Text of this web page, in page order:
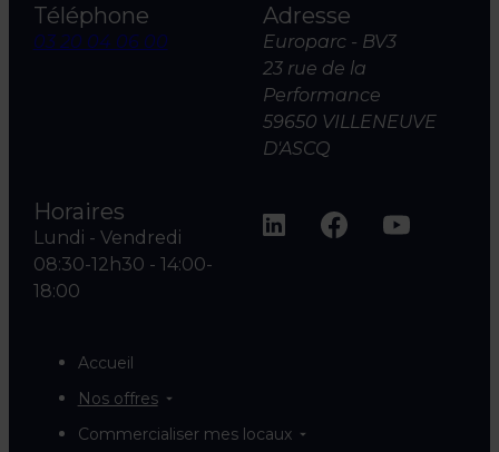
Téléphone
03 20 04 06 00
Adresse
Europarc - BV3
23 rue de la
Performance
59650 VILLENEUVE
D'ASCQ
Horaires
Lundi - Vendredi
08:30-12h30 - 14:00-
18:00
Accueil
Nos offres
Commercialiser mes locaux